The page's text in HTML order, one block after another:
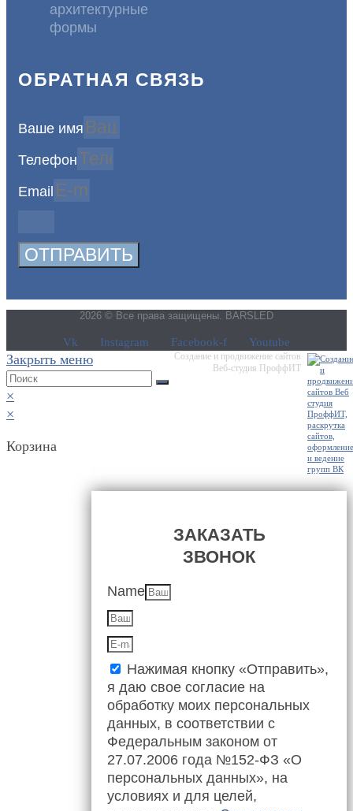
архитектурные
формы
ОБРАТНАЯ СВЯЗЬ
Ваше имя
Телефон
Email
ОТПРАВИТЬ
2026 © Все права защищены. BARSLED
Vk Instagram Facebook-f Youtube
Создание и продвижение сайтов
Веб-студия ПроффИТ
Закрыть меню
×
×
Корзина
ЗАКАЗАТЬ
ЗВОНОК
Name
Нажимая кнопку «Отправить»,
я даю свое согласие на
обработку моих персональных
данных, в соответствии с
Федеральным законом от
27.07.2006 года №152-ФЗ «О
персональных данных», на
условиях и для целей,